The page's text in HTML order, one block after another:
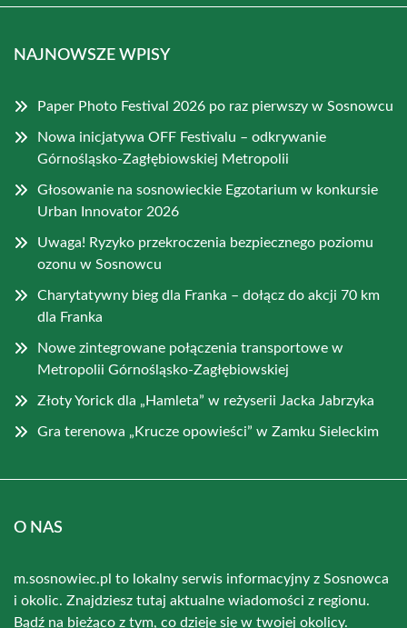
NAJNOWSZE WPISY
Paper Photo Festival 2026 po raz pierwszy w Sosnowcu
Nowa inicjatywa OFF Festivalu – odkrywanie
Górnośląsko-Zagłębiowskiej Metropolii
Głosowanie na sosnowieckie Egzotarium w konkursie
Urban Innovator 2026
Uwaga! Ryzyko przekroczenia bezpiecznego poziomu
ozonu w Sosnowcu
Charytatywny bieg dla Franka – dołącz do akcji 70 km
dla Franka
Nowe zintegrowane połączenia transportowe w
Metropolii Górnośląsko-Zagłębiowskiej
Złoty Yorick dla „Hamleta” w reżyserii Jacka Jabrzyka
Gra terenowa „Krucze opowieści” w Zamku Sieleckim
O NAS
m.sosnowiec.pl to lokalny serwis informacyjny z Sosnowca
i okolic. Znajdziesz tutaj aktualne wiadomości z regionu.
Bądź na bieżąco z tym, co dzieje się w twojej okolicy.